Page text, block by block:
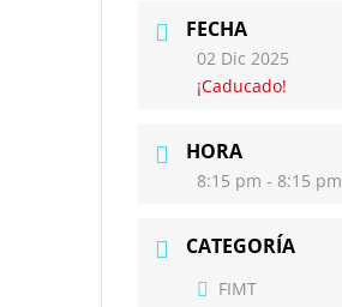
FECHA
02 Dic 2025
¡Caducado!
HORA
8:15 pm - 8:15 pm
CATEGORÍA
FIMT